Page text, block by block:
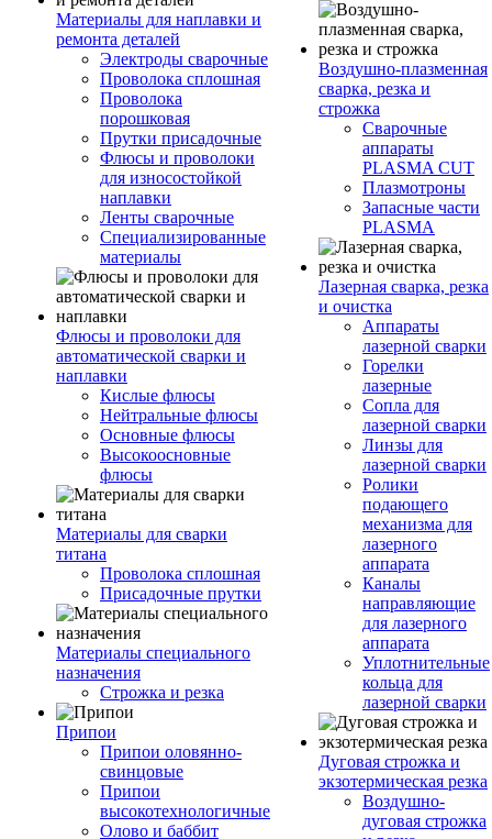
Материалы для наплавки и
ремонта деталей
Электроды сварочные
Проволока сплошная
Проволока
порошковая
Прутки присадочные
Флюсы и проволоки
для износостойкой
наплавки
Ленты сварочные
Специализированные
материалы
Флюсы и проволоки для
автоматической сварки и
наплавки
Кислые флюсы
Нейтральные флюсы
Основные флюсы
Высокоосновные
флюсы
Материалы для сварки
титана
Проволока сплошная
Присадочные прутки
Материалы специального
назначения
Строжка и резка
Припои
Припои оловянно-
свинцовые
Припои
высокотехнологичные
Олово и баббит
Воздушно-плазменная
сварка, резка и
строжка
Сварочные
аппараты
PLASMA CUT
Плазмотроны
Запасные части
PLASMA
Лазерная сварка, резка
и очистка
Аппараты
лазерной сварки
Горелки
лазерные
Сопла для
лазерной сварки
Линзы для
лазерной сварки
Ролики
подающего
механизма для
лазерного
аппарата
Каналы
направляющие
для лазерного
аппарата
Уплотнительные
кольца для
лазерной сварки
Дуговая строжка и
экзотермическая резка
Воздушно-
дуговая строжка